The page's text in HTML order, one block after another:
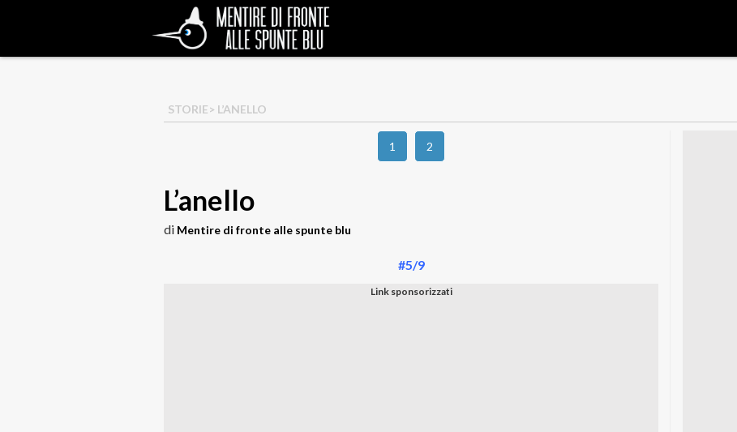
STORIE> L’ANELLO
1 2
L’anello
di Mentire di fronte alle spunte blu
#5/9